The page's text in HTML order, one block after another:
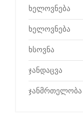
ხელოვნება
ხელოვნება
ხსოვნა
ჯანდაცვა
ჯანმრთელობა